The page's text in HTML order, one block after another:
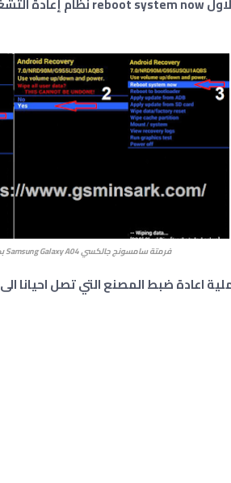
فرمتة سامسونج جالكسي Samsung Galaxy A04 بكلمة مرور
ضبط المصنع التي تصل احيانا الى 15 دقائق